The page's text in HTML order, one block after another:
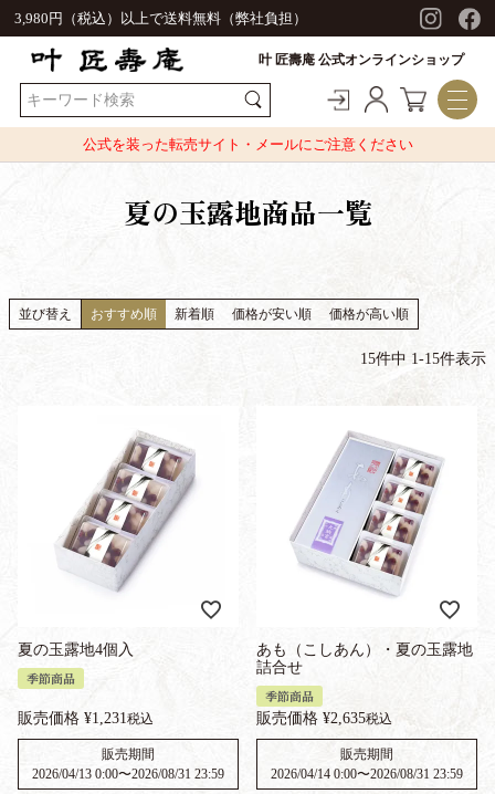
3,980円（税込）以上で送料無料（弊社負担）
叶 匠壽庵 公式オンラインショップ
公式を装った転売サイト・メールにご注意ください
夏の玉露地商品一覧
並び替え おすすめ順 新着順 価格が安い順 価格が高い順
15件中 1-15件表示
夏の玉露地4個入
季節商品
販売価格 ¥1,231税込
販売期間
2026/04/13 0:00〜2026/08/31 23:59
あも（こしあん）・夏の玉露地
詰合せ
季節商品
販売価格 ¥2,635税込
販売期間
2026/04/14 0:00〜2026/08/31 23:59